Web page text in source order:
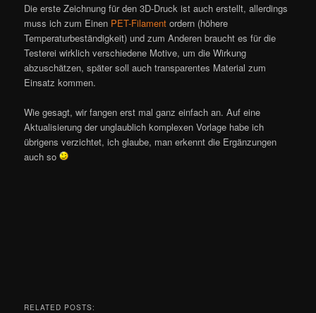
Die erste Zeichnung für den 3D-Druck ist auch erstellt, allerdings
muss ich zum Einen PET-Filament ordern (höhere
Temperaturbeständigkeit) und zum Anderen braucht es für die
Testerei wirklich verschiedene Motive, um die Wirkung
abzuschätzen, später soll auch transparentes Material zum
Einsatz kommen.
Wie gesagt, wir fangen erst mal ganz einfach an. Auf eine
Aktualisierung der unglaublich komplexen Vorlage habe ich
übrigens verzichtet, ich glaube, man erkennt die Ergänzungen
auch so
RELATED POSTS: